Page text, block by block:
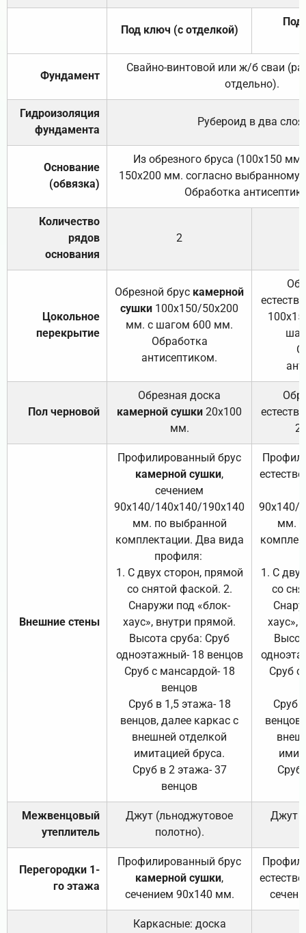
Под ключ (с отделкой)
Под
Фундамент
Свайно-винтовой или ж/б сваи
отдельно).
Гидроизоляция
фундамента
Рубероид в два слоя.
Основание
(обвязка)
Из обрезного бруса (100х150
150х200 мм. согласно выбранному
Обработка
Количество
рядов
основания
2
Цокольное
перекрытие
Обрезной брус камерной
сушки 100х150/50х200
мм. с шагом 600 мм.
Обработка
антисептиком.
Пол черновой
Обрезная доска
камерной сушки 20х100
мм.
Внешние стены
Профилированный брус
камерной сушки,
сечением
90х140/140х140/190х140
мм. по выбранной
комплектации. Два вида
профиля:
1. С двух сторон, прямой
со снятой фаской. 2.
Снаружи под «блок-
хаус», внутри прямой.
Высота сруба: Сруб
одноэтажный- 18 венцов
Сруб с мансардой- 18
венцов
Сруб в 1,5 этажа- 18
венцов, далее каркас с
внешней отделкой
имитацией бруса.
Сруб в 2 этажа- 37
венцов
90х140/
мм.
1. С
со
хаус»,
Сруб с
Сруб
Сруб
Межвенцовый
утеплитель
Джут (льноджутовое
полотно).
Джут
Перегородки 1-
го этажа
Профилированный брус
камерной сушки,
сечением 90х140 мм.
Каркасные: доска